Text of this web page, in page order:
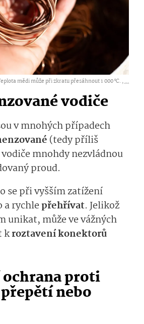
mědi může při zkratu přesáhnout 1 000 °C. ,...
vodiče
v mnohých případech
(tedy příliš
mnohdy nezvládnou
proud.
se při vyšším zatížení
a rychlepřehřívat. Jelikož
unikat, může ve vážných
kroztavení konektorů
proti
nebo